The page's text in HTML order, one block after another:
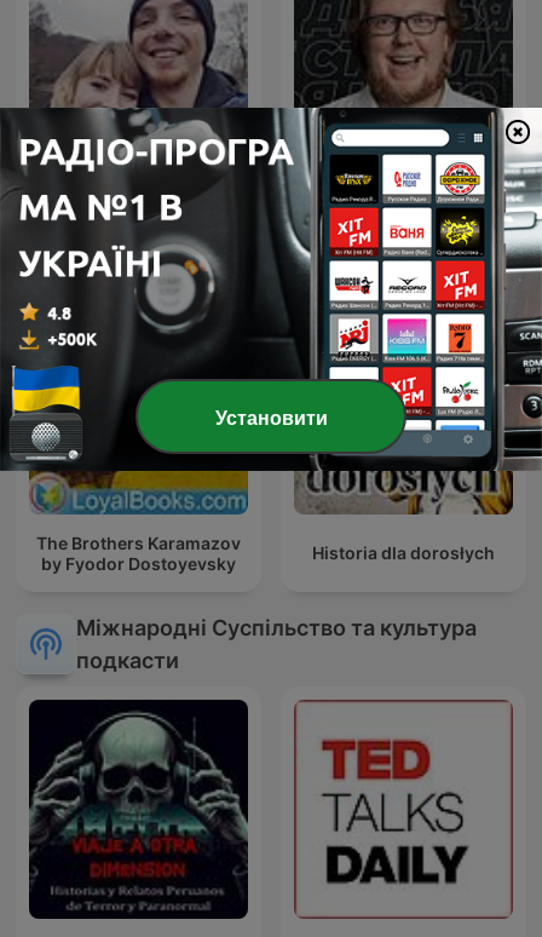
Подкаст 34
Сергей Стиллавин и его
друзья
The Brothers Karamazov
by Fyodor Dostoyevsky
Historia dla dorosłych
Міжнародні Суспільство та культура
подкасти
Установити